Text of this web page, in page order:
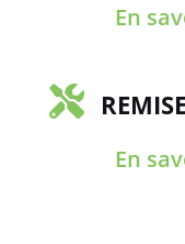
En

En